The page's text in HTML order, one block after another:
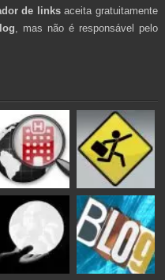
de linksaceita gratuitamente
, mas não é responsável pelo